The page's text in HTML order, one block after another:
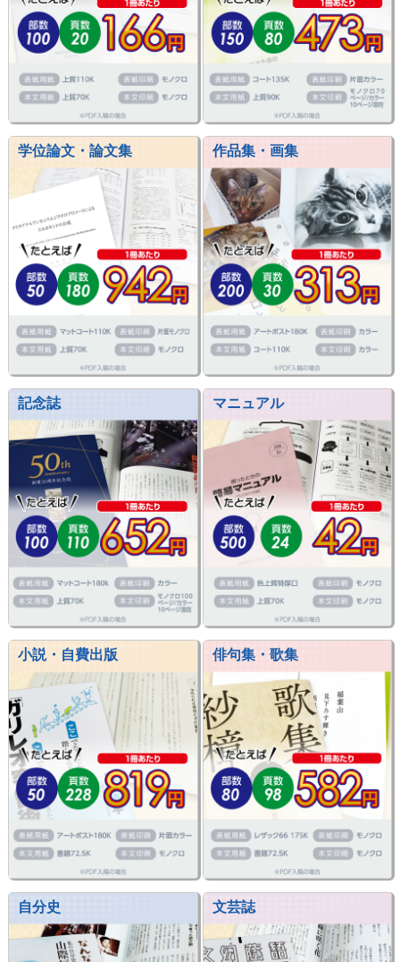
学位論文・論文集 作品集・画集
記念誌 マニュアル
小説・自費出版 俳句集・歌集
自分史 文芸誌